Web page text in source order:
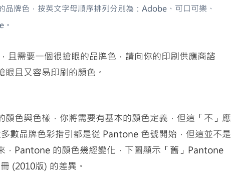
品牌色，按英文字母順序排列分別為：Adobe、可口可樂、
且需要一個很搶眼的品牌色，請向你的印刷供應商諮
且又容易印刷的顏色。
顏色與色樣，你將需要有基本的顏色定義，但這「不」應
數品牌色彩指引都是從 Pantone 色號開始，但這並不是
，Pantone 的顏色幾經變化，下圖顯示「舊」Pantone
(2010版) 的差異。